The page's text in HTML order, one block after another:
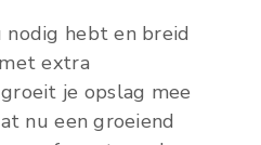
hebt en breid
extra
je opslag mee
nu een groeiend